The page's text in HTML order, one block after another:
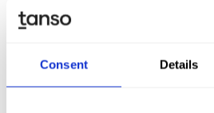
Consent Details
andere Weise einfach ein wenig
Über Fortino Capital